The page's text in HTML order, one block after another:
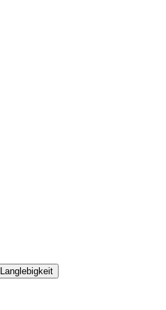
Langlebigkeit